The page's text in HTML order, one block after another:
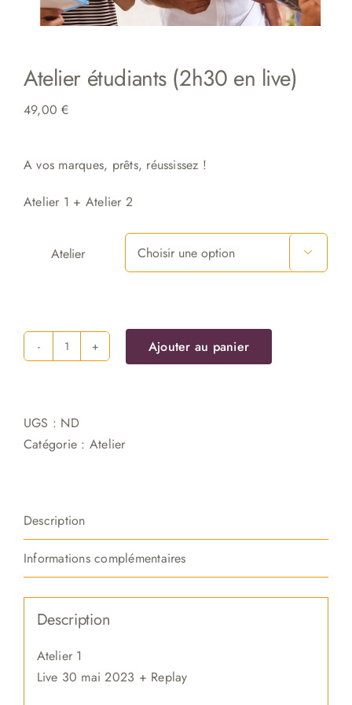
Atelier étudiants (2h30 en live)
49,00€
A vos marques, prêts, réussissez !
Atelier 1 + Atelier 2
Atelier 
quantité
étudiants
(2h30
Ajouter au panier
UGS : ND
Catégorie : Atelier
Description
Informations complémentaires
Description
Atelier 1
Live 30 mai 2023 + Replay